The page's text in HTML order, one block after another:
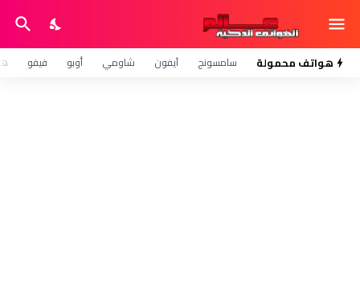
هواتف محمولة سامسونج آيفون شاومي أوبو فيفو